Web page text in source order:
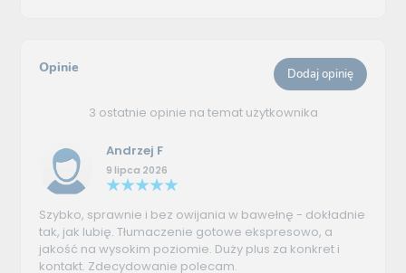
Opinie Dodaj opinię
3 ostatnie opinie na temat użytkownika
Andrzej F
9 lipca 2026
Szybko, sprawnie i bez owijania w bawełnę - dokładnie
tak, jak lubię. Tłumaczenie gotowe ekspresowo, a
jakość na wysokim poziomie. Duży plus za konkret i
kontakt. Zdecydowanie polecam.